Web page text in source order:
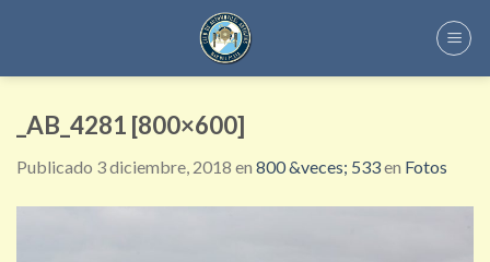
_AB_4281 [800×600]
Publicado 3 diciembre, 2018 en 800 &veces; 533en Fotos